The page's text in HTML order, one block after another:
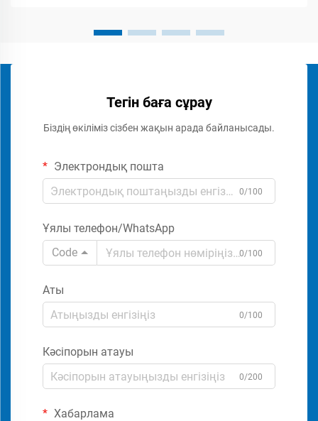
Тегін баға сұрау
Біздің өкіліміз сізбен жақын арада байланысады.
Электрондық пошта
0/100
Ұялы телефон/WhatsApp
Code
0/100
Аты
0/100
Кәсіпорын атауы
0/200
Хабарлама